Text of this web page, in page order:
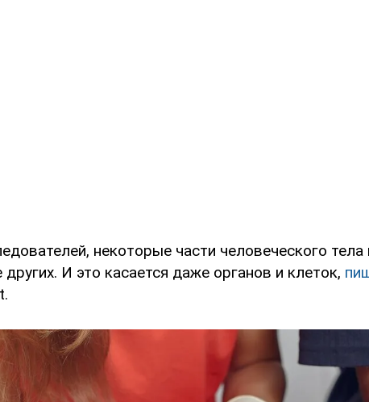
некоторые части человеческого тела
И это касается даже органов и клеток,